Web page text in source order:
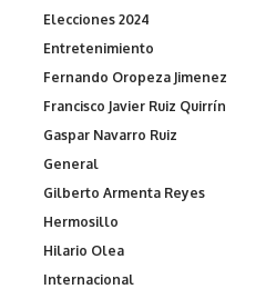
Elecciones 2024
Entretenimiento
Fernando Oropeza Jimenez
Francisco Javier Ruiz Quirrín
Gaspar Navarro Ruiz
General
Gilberto Armenta Reyes
Hermosillo
Hilario Olea
Internacional